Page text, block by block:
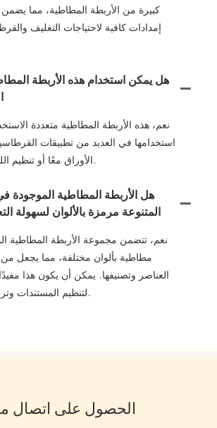
كبيرة من الأربطة المطاطية، مما
إمدادات كافية لاحتياجات التغليف
هل يمكن استخدام هذه الأربطة
نعم، هذه الأربطة المطاطية متعددة
استخدامها في العديد من تطبيقات
الأوراق معًا أو تنظيم اللوازم المكتبية.
هل الأربطة المطاطية الموجودة
المتنوعة مرمزة بالألوان لسهولة
نعم، تتضمن مجموعة الأربطة المطاطية
مطاطية بألوان مختلفة، مما يجعل
العناصر وتصنيفها. يمكن أن يكون هذا
لتنظيم المستندات وترميزها بالألوان.
الحصول على اتصال